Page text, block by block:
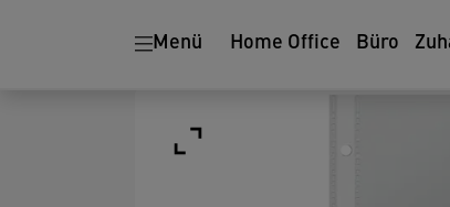
Menü Home Office Büro